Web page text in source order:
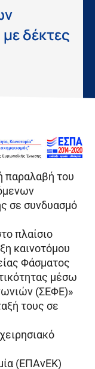
δέκτες
παραλαβή του
σε συνδυασμό
πλαίσιο
καινοτόμου
Φάσματος
μέσω
(ΣΕΦΕ)»
τους σε
(ΕΠΑνΕΚ)